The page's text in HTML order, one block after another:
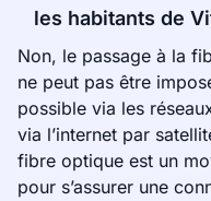
les habitants de
Non, le passage à la
ne peut pas être
possible via les
via l’internet par
fibre optique est un
pour s’assurer une